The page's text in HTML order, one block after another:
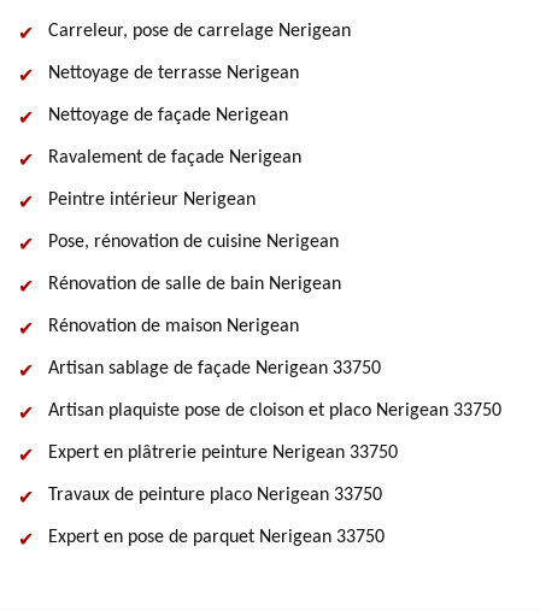
Carreleur, pose de carrelage Nerigean
Nettoyage de terrasse Nerigean
Nettoyage de façade Nerigean
Ravalement de façade Nerigean
Peintre intérieur Nerigean
Pose, rénovation de cuisine Nerigean
Rénovation de salle de bain Nerigean
Rénovation de maison Nerigean
Artisan sablage de façade Nerigean 33750
Artisan plaquiste pose de cloison et placo Nerigean 33750
Expert en plâtrerie peinture Nerigean 33750
Travaux de peinture placo Nerigean 33750
Expert en pose de parquet Nerigean 33750